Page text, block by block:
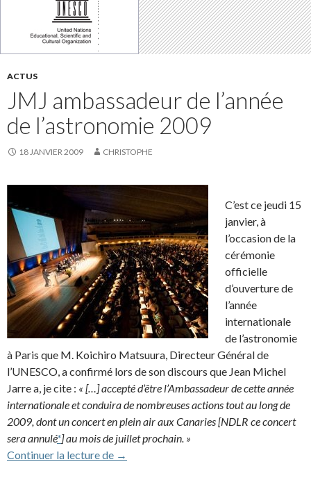
ACTUS
JMJ ambassadeur de l’année
de l’astronomie 2009
18 JANVIER 2009 CHRISTOPHE
C’est ce jeudi 15
janvier, à
l’occasion de la
cérémonie
officielle
d’ouverture de
l’année
internationale
de l’astronomie
à Paris que M. Koichiro Matsuura, Directeur Général de
l’UNESCO, a confirmé lors de son discours que Jean Michel
Jarre a, je cite : « […] accepté d’être l’Ambassadeur de cette année
internationale et conduira de nombreuses actions tout au long de
2009, dont un concert en plein air aux Canaries [NDLR ce concert
sera annulé*] au mois de juillet prochain. »
Continuer la lecture de
JMJ ambassadeur de l’année de
→